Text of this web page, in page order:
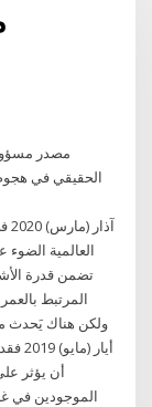
مصدر
العالمية
المرتبط
أن يؤثر
الموجودين في